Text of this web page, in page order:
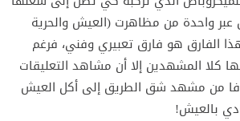
عبر واحدة من مظاهرت (العيش والحرية
هذا الفارق هو فارق تعبيري وفني، فرغم
كلا المشهدين إلا أن مشاهد التعليقات
من مشهد شق الطريق إلى أكل العيش
بالعيش!